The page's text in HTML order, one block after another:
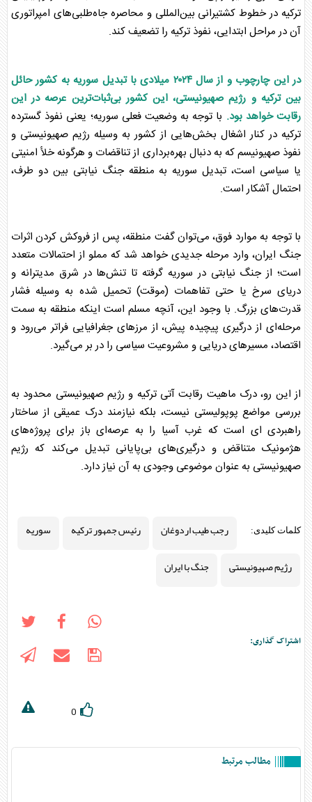
ترکیه در خطوط کشتیرانی بین‌المللی و محاصره جاه‌طلبی‌های امپراتوری
آن در مراحل ابتدایی، نفوذ ترکیه را تضعیف کند.
در این چارچوب و از سال ۲۰۲۴ میلادی با تبدیل سوریه به کشور حائل
بین ترکیه و رژیم صهیونیستی، این کشور بی‌ثبات‌ترین عرصه در این
رقابت خواهد بود. با توجه به وضعیت فعلی سوریه؛ یعنی نفوذ گسترده
ترکیه در کنار اشغال بخش‌هایی از کشور به وسیله رژیم صهیونیستی و
نفوذ صهیونیسم که به دنبال بهره‌برداری از تناقضات و هرگونه خلأ امنیتی
یا سیاسی است، تبدیل سوریهبه منطقه جنگ نیابتی بین دو طرف،
احتمال آشکار است.
با توجه به موارد فوق، می‌توان گفت منطقه، پس از فروکش کردن اثرات
جنگ ایران، وارد مرحله جدیدی خواهد شد که مملو از احتمالات متعدد
است؛ از جنگ نیابتی در سوریه گرفته تا تنش‌ها در شرق مدیترانه و
دریای سرخ یا حتی تفاهمات (موقت) تحمیل شده به وسیله فشار
قدرت‌های بزرگ. با وجود این، آنچه مسلم است اینکه منطقه به سمت
مرحله‌ای از درگیری پیچیده پیش، از مرزهای جغرافیایی فراتر می‌رود و
اقتصاد، مسیرهای دریایی و مشروعیت سیاسی را در بر می‌گیرد.
از این رو، درک ماهیت رقابت آتی ترکیه و رژیم صهیونیستی محدود به
بررسی مواضع پوپولیستی نیست، بلکه نیازمند درک عمیقی از ساختار
راهبردی ای است که غرب آسیا را به عرصه‌ای باز برای پروژه‌های
هژمونیک متناقض و درگیری‌های بی‌پایانی تبدیل می‌کند که رژیم
صهیونیستی به عنوان موضوعی وجودی به آن نیاز دارد.
کلمات کلیدی: رجب طیب اردوغان رئیس جمهور ترکیه
سوریه
رژیم صهیونیستی
جنگ با ایران
اشتراک گذاری:
0
مطالب مرتبط